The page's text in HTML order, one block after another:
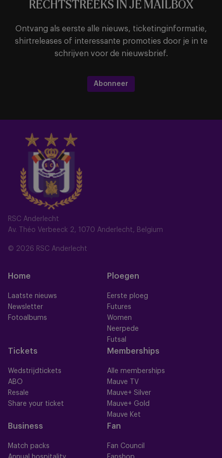
RSC Anderlecht
Av. Théo Verbeeck 2, 1070 Anderlecht, Belgium
© 2026 RSC Anderlecht
Home
Laatste nieuws
Newsletter
Fotoalbums
Ploegen
Eerste ploeg
Futures
Women
Neerpede
Futsal
Tickets
Wedstrijdtickets
ABO
Resale
Share your ticket
Memberships
Alle memberships
Mauve TV
Mauve+ Silver
Mauve+ Gold
Mauve Ket
Business
Match packs
Fan
Fan Council
RECHTSTREEKS IN JE MAILBOX
Ontvang als eerste alle nieuws, ticketinginformatie,
shirtreleases of interessante promoties door je in te
schrijven voor de nieuwsbrief.
Abonneer